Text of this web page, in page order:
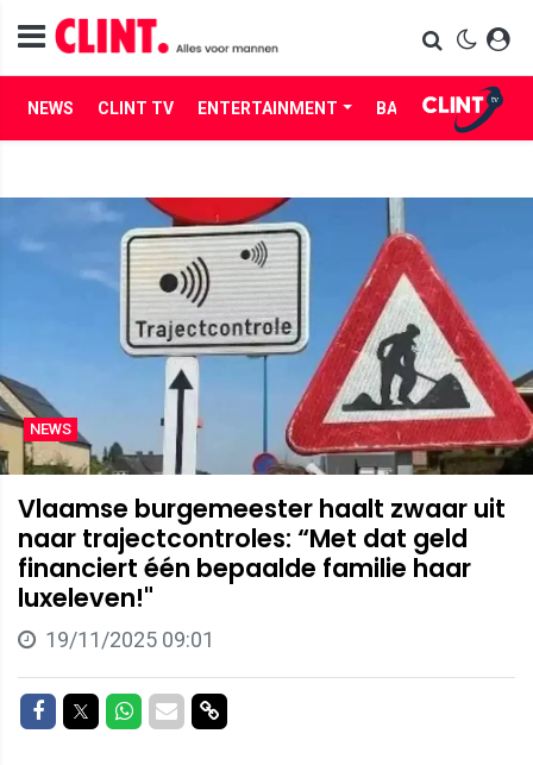
NEWS CLINT TV ENTERTAINMENT BABES LIFE
NEWS
Vlaamse burgemeester haalt zwaar uit
naar trajectcontroles: “Met dat geld
financiert één bepaalde familie haar
luxeleven!"
19/11/2025 09:01
Delen op Facebook
Delen op Twitter
Delen op Whatsapp
Delen via Mail
Delen via link